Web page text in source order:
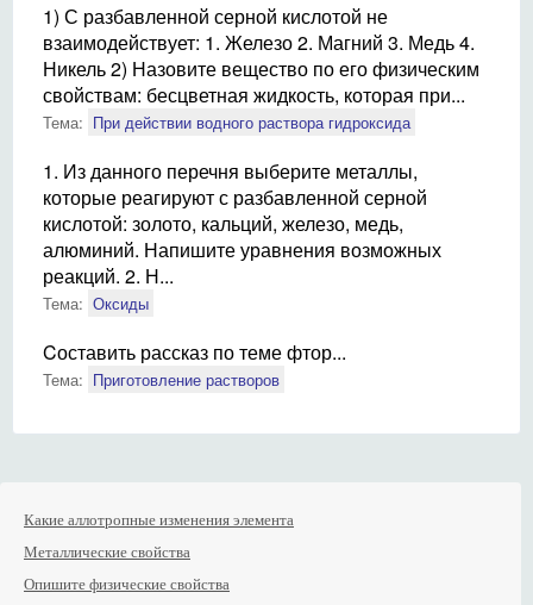
1) С разбавленной серной кислотой не
взаимодействует: 1. Железо 2. Магний 3. Медь 4.
Никель 2) Назовите вещество по его физическим
свойствам: бесцветная жидкость, которая при...
Тема: При действии водного раствора гидроксида
1. Из данного перечня выберите металлы,
которые реагируют с разбавленной серной
кислотой: золото, кальций, железо, медь,
алюминий. Напишите уравнения возможных
реакций. 2. Н...
Тема: Оксиды
Cоставить рассказ по теме фтор...
Тема: Приготовление растворов
Какие аллотропные изменения элемента
Металлические свойства
Опишите физические свойства